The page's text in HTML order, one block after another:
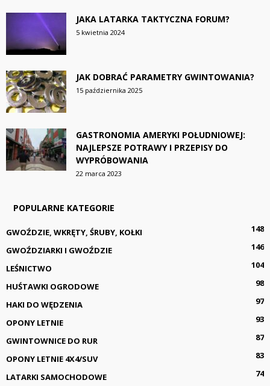
JAKA LATARKA TAKTYCZNA FORUM?
5 kwietnia 2024
JAK DOBRAĆ PARAMETRY GWINTOWANIA?
15 października 2025
GASTRONOMIA AMERYKI POŁUDNIOWEJ:
NAJLEPSZE POTRAWY I PRZEPISY DO
WYPRÓBOWANIA
22 marca 2023
POPULARNE KATEGORIE
GWOŹDZIE, WKRĘTY, ŚRUBY, KOŁKI
148
GWOŹDZIARKI I GWOŹDZIE
146
LEŚNICTWO
104
HUŚTAWKI OGRODOWE
98
HAKI DO WĘDZENIA
97
OPONY LETNIE
93
GWINTOWNICE DO RUR
87
OPONY LETNIE 4X4/SUV
83
LATARKI SAMOCHODOWE
74